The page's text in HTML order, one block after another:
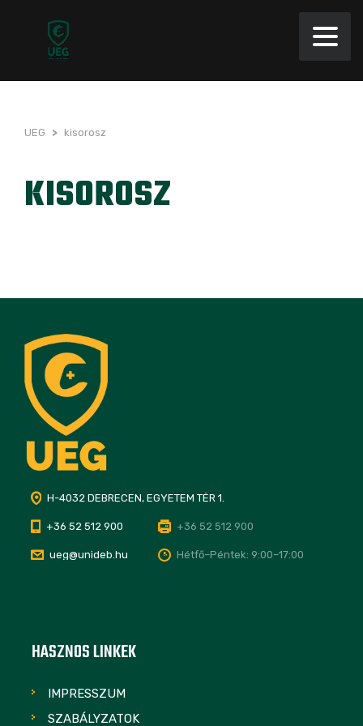
UEG > kisorosz
KISOROSZ
H-4032 DEBRECEN, EGYETEM TÉR 1.
+36 52 512 900 +36 52 512 900
ueg@unideb.hu Hétfő–Péntek: 9:00–17:00
HASZNOS LINKEK
IMPRESSZUM
SZABÁLYZATOK